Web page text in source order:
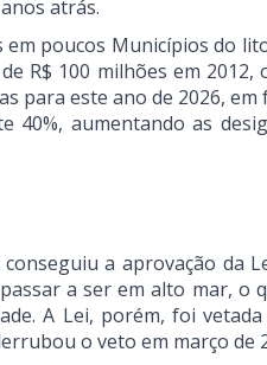
atrás.
poucos Municípios do
R$ 100 milhões em
para este ano de 2026,
40%, aumentando as
a aprovação da
a ser em alto mar, o
A Lei, porém, foi
o veto em março de